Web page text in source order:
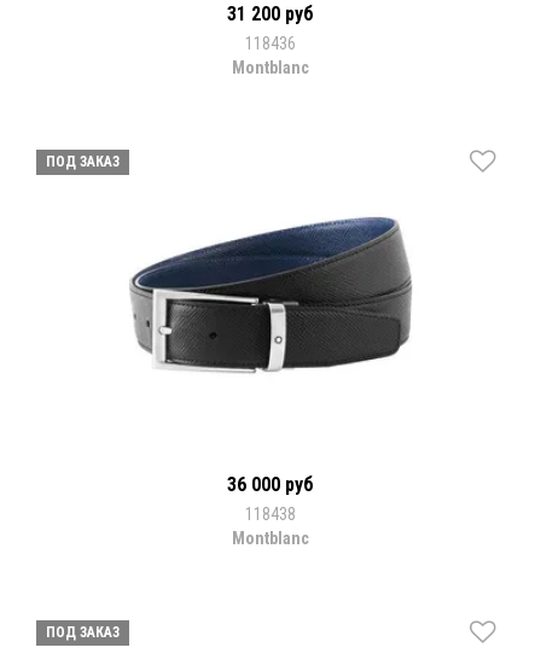
31 200 руб
118436
Montblanc
ПОД ЗАКАЗ
36 000 руб
118438
Montblanc
ПОД ЗАКАЗ